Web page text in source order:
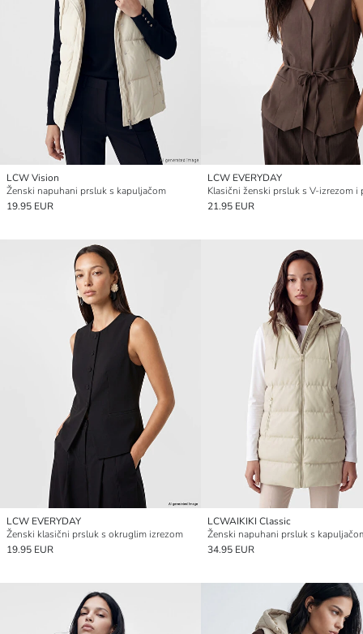
LCW Vision
Ženski napuhani prsluk s kapuljačom
19.95 EUR
LCW EVERYDAY
21.95 EUR
LCW EVERYDAY
Ženski klasični prsluk s okruglim izrezom
19.95 EUR
LCWAIKIKI Classic
Ženski napuhani prsluk s
34.95 EUR